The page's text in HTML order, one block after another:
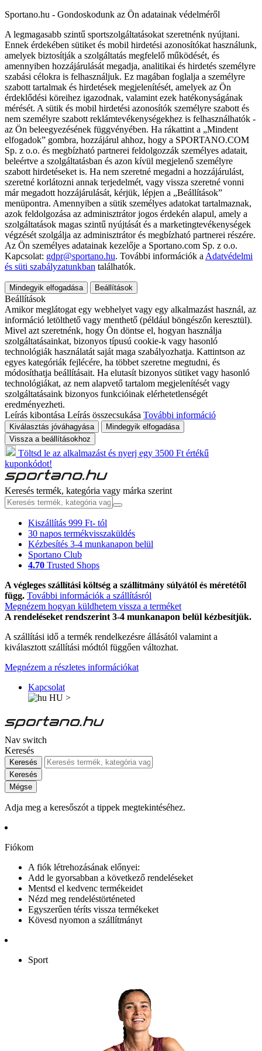
Sportano.hu - Gondoskodunk az Ön adatainak védelméről
A legmagasabb szintű sportszolgáltatásokat szeretnénk nyújtani.
Ennek érdekében sütiket és mobil hirdetési azonosítókat használunk,
amelyek biztosítják a szolgáltatás megfelelő működését, és
amennyiben hozzájárulását megadja, analitikai és hirdetés személyre
szabási célokra is felhasználjuk. Ez magában foglalja a személyre
szabott tartalmak és hirdetések megjelenítését, amelyek az Ön
érdeklődési köreihez igazodnak, valamint ezek hatékonyságának
mérését. A sütik és mobil hirdetési azonosítók személyre szabott és
nem személyre szabott reklámtevékenységekhez is felhasználhatók -
az Ön beleegyezésének függvényében. Ha rákattint a „Mindent
elfogadok” gombra, hozzájárul ahhoz, hogy a SPORTANO.COM
Sp. z o.o. és megbízható partnerei feldolgozzák személyes adatait,
beleértve a szolgáltatásban és azon kívül megjelenő személyre
szabott hirdetéseket is. Ha nem szeretné megadni a hozzájárulást,
szeretné korlátozni annak terjedelmét, vagy vissza szeretné vonni
már megadott hozzájárulását, kérjük, lépjen a „Beállítások”
menüpontra. Amennyiben a sütik személyes adatokat tartalmaznak,
azok feldolgozása az adminisztrátor jogos érdekén alapul, amely a
szolgáltatások magas szintű nyújtását és a marketingtevékenységek
végzését szolgálja az adminisztrátor és megbízható partnerei részére.
Az Ön személyes adatainak kezelője a Sportano.com Sp. z o.o.
Kapcsolat: gdpr@sportano.hu. További információk a Adatvédelmi
és süti szabályzatunkban találhatók.
Mindegyik elfogadása Beállítások
Beállítások
Amikor meglátogat egy webhelyet vagy egy alkalmazást használ, az
információ letölthető vagy menthető (például böngészőn keresztül).
Mivel azt szeretnénk, hogy Ön döntse el, hogyan használja
szolgáltatásainkat, bizonyos típusú cookie-k vagy hasonló
technológiák használatát saját maga szabályozhatja. Kattintson az
egyes kategóriák fejlécére, ha többet szeretne megtudni, és
módosíthatja beállításait. Ha elutasít bizonyos sütiket vagy hasonló
technológiákat, az nem alapvető tartalom megjelenítését vagy
szolgáltatásaink bizonyos funkcióinak elérhetetlenségét
eredményezheti.
Leírás kibontása Leírás összecsukása További információ
Kiválasztás jóváhagyása
Mindegyik elfogadása
Vissza a beállításokhoz
Töltsd le az alkalmazást és nyerj egy 3500 Ft értékű
kuponkódot!
Keresés termék, kategória vagy márka szerint
Kiszállítás 999 Ft- tól
30 napos termékvisszaküldés
Kézbesítés 3-4 munkanapon belül
Sportano Club
4.70 Trusted Shops
A végleges szállítási költség a szállítmány súlyától és méretétől
függ. További információk a szállításról
Megnézem hogyan küldhetem vissza a terméket
A rendeléseket rendszerint 3-4 munkanapon belül kézbesítjük.
A szállítási idő a termék rendelkezésre állásától valamint a
kiválasztott szállítási módtól függően változhat.
Megnézem a részletes információkat
Kapcsolat
HU >
Nav switch
Keresés
Keresés
Keresés
Mégse
Adja meg a keresőszót a tippek megtekintéséhez.
Fiókom
A fiók létrehozásának előnyei:
Add le gyorsabban a következő rendeléseket
Mentsd el kedvenc termékeidet
Nézd meg rendeléstörténeted
Egyszerűen téríts vissza termékeket
Kövesd nyomon a szállítmányt
Sport